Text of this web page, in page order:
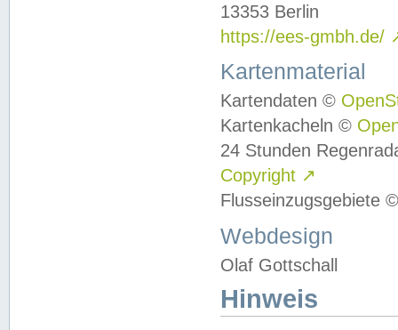
13353 Berlin
https://ees-gmbh.de/
Kartenmaterial
Kartendaten ©
Kartenkacheln ©
24 Stunden
Copyright ↗
Flusseinzugsgebiete
Webdesign
Olaf Gottschall
Hinweis